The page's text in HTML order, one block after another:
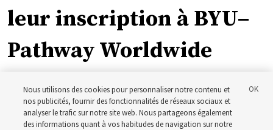
leur inscription à BYU–
Pathway Worldwide
« Si l’évêque peut le faire, je peux le faire aussi »
5 août 2026, 1:13 p.m. MDT Partager
Nous utilisons des cookies pour personnaliser notre contenu et
nos publicités, fournir des fonctionnalités de réseaux sociaux et
analyser le trafic sur notre site web. Nous partageons également
des informations quant à vos habitudes de navigation sur notre